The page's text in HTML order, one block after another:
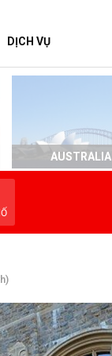
DỊCH VỤ
AUSTRALIA